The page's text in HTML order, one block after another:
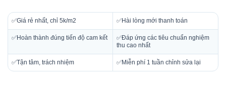
✅Giá rẻ nhất, chỉ 5k/m2 ✅Hài lòng mới thanh toán
✅Hoàn thành đúng tiến độ cam kết
✅Đáp ứng các tiêu chuẩn nghiệm
thu cao nhất
✅Tận tâm, trách nhiệm ✅Miễn phí 1 tuần chỉnh sửa lại